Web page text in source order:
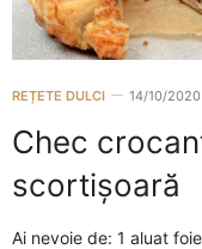
REȚETE DULCI 14/10/2020
Chec
scortișoară
Ai nevoie de: 1 aluat